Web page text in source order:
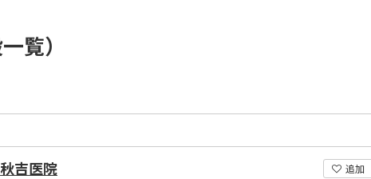
覧）
追加
秋吉医院